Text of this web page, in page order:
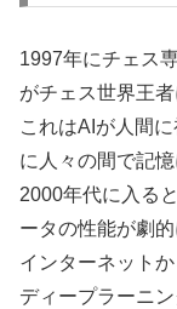
1997年にチェス
がチェス世界王
これはAIが人間
に人々の間で記
2000年代に入る
ータの性能が劇
インターネット
ディープラーニ